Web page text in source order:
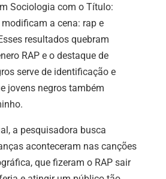
Sociologia com o Título:
a cena: rap e
resultados quebram
RAP e o destaque de
serve de identificação e
jovens negros também
a pesquisadora busca
aconteceram nas canções
que fizeram o RAP sair